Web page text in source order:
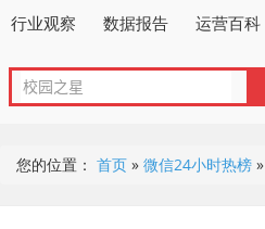
行业观察
数据报告 运营百科
您的位置： 首页 » 微信24小时热榜 »